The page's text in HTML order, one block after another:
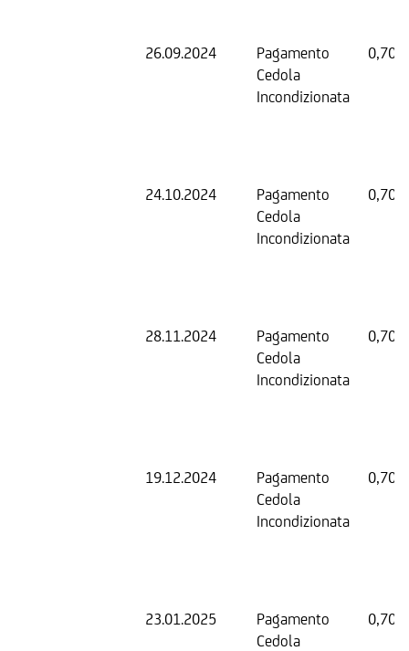
26.09.2024
Pagamento
Cedola
Incondizionata
0,70
24.10.2024
Pagamento
Cedola
Incondizionata
0,70
28.11.2024
Pagamento
Cedola
Incondizionata
0,70
19.12.2024
Pagamento
Cedola
Incondizionata
0,70
23.01.2025
Pagamento
Cedola
0,70